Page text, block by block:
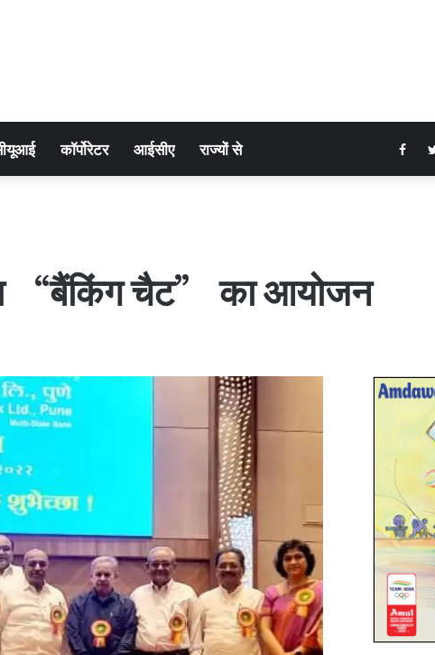
कॉर्पोरेटर आईसीए राज्यों से
“बैंकिंग चैट” का आयोजन